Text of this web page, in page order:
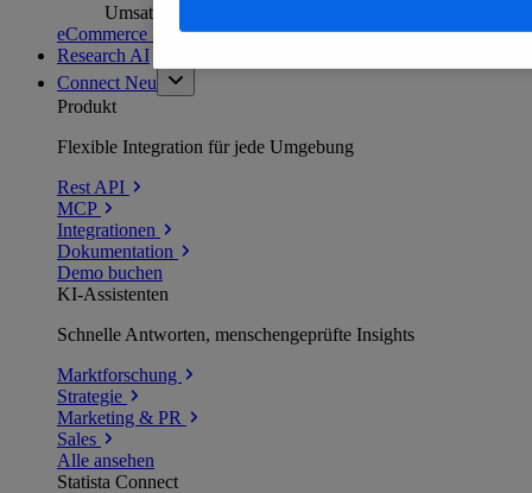
Umsatzanalysen und -prognosen
eCommerce Insights entdecken
Research AI
Connect Neu
Produkt
Flexible Integration für jede Umgebung
Rest API
MCP
Integrationen
Dokumentation
Demo buchen
KI-Assistenten
Schnelle Antworten, menschengeprüfte Insights
Marktforschung
Strategie
Marketing & PR
Sales
Alle ansehen
Statista Connect